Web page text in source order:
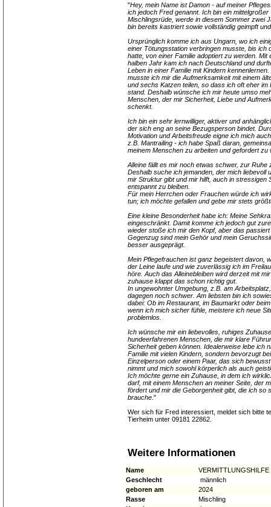
"Hey, mein Name ist Damon - auf meiner
ich jedoch Fred genannt. Ich bin ein mittelgroßer
Mischlingsrüde, werde in diesem Sommer zwei
bin bereits kastriert sowie vollständig geimpft
Ursprünglich komme ich aus Ungarn, wo ich
einer Tötungsstation verbringen musste, bis ich
hatte, von einer Familie adoptiert zu werden. Mit
halben Jahr kam ich nach Deutschland und
Leben in einer Familie mit Kindern kennenlernen.
musste ich mir die Aufmerksamkeit mit einem
und sechs Katzen teilen, so dass ich oft eher im
stand. Deshalb wünsche ich mir heute umso
Menschen, der mir Sicherheit, Liebe und
schenkt.
Ich bin ein sehr lernwilliger, aktiver und
der sich eng an seine Bezugsperson bindet.
Motivation und Arbeitsfreude eigne ich mich
z.B. Mantrailing - ich habe Spaß daran,
meinem Menschen zu arbeiten und gefordert zu
Alleine fällt es mir noch etwas schwer, zur Ruhe
Deshalb suche ich jemanden, der mich liebevoll
mir Struktur gibt und mir hilft, auch in stressigen
entspannt zu bleiben.
Für mein Herrchen oder Frauchen würde ich
tun; ich möchte gefallen und gebe mir stets
Eine kleine Besonderheit habe ich: Meine
eingeschränkt. Damit komme ich jedoch gut
wieder stoße ich mir den Kopf, aber das
Gegenzug sind mein Gehör und mein
besser ausgeprägt.
Mein Pflegefrauchen ist ganz begeistert davon,
der Leine laufe und wie zuverlässig ich im
höre. Auch das Alleinebleiben wird derzeit mit
zuhause klappt das schon richtig gut.
In ungewohnter Umgebung, z.B. am
dagegen noch schwer. Am liebsten bin ich
dabei: Ob im Restaurant, im Baumarkt oder
wenn ich mich sicher fühle, meistere ich neue
problemlos.
Ich wünsche mir ein liebevolles, ruhiges
hundeerfahrenen Menschen, die mir klare
Sicherheit geben können. Idealerweise lebe ich
Familie mit vielen Kindern, sondern bevorzugt
Einzelperson oder einem Paar, das sich
nimmt und mich sowohl körperlich als auch
Ich möchte gerne ein Zuhause, in dem ich
darf, mit einem Menschen an meiner Seite, der
fördert und mir die Geborgenheit gibt, die ich so
brauche ."
Wer sich für Fred interessiert, meldet sich bitte
Tierheim unter 09181 22862.
Weitere Informationen
Name
Geschlecht
männlich
geboren am
2024
Rasse
Mischling